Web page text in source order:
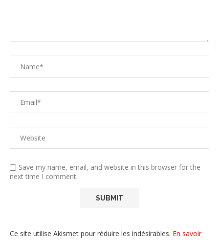
Save my name, email, and website in this browser for the
next time I comment.
Ce site utilise Akismet pour réduire les indésirables. En savoir